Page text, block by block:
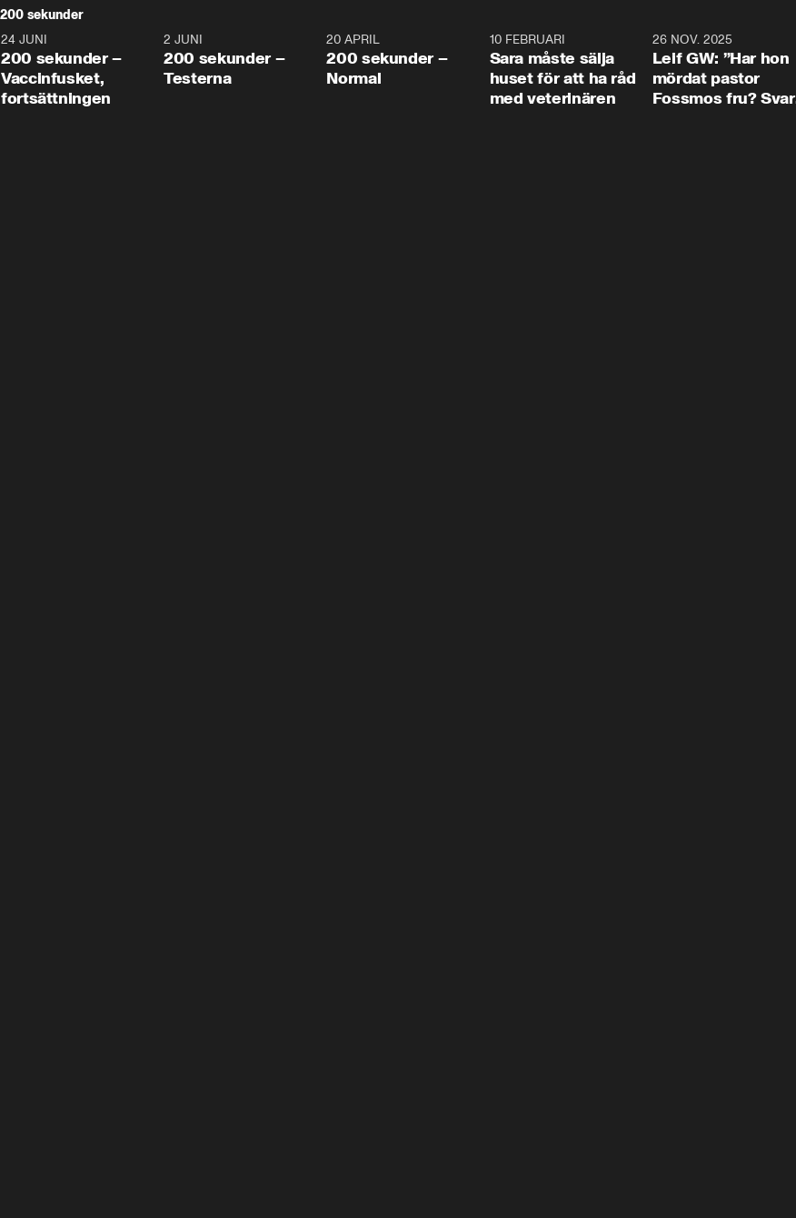
200 sekunder
5:00
24 JUNI
200 sekunder –
Vaccinfusket,
fortsättningen
4:23
2 JUNI
200 sekunder –
Testerna
20 APRIL
200 sekunder –
Normal
10 FEBRUARI
Sara måste sälja
huset för att ha råd
med veterinären
26 NOV. 2025
Leif GW: ”Har hon
mördat pastor
Fossmos fru? Svar